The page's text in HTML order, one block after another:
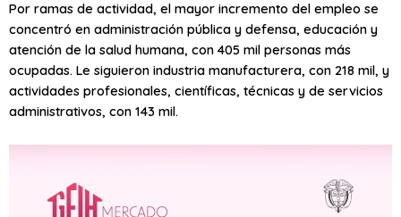
Por ramas de actividad, el mayor incremento del empleo se
concentró en administración pública y defensa, educación y
atención de la salud humana, con 405 mil personas más
ocupadas. Le siguieron industria manufacturera, con 218 mil, y
actividades profesionales, científicas, técnicas y de servicios
administrativos, con 143 mil.